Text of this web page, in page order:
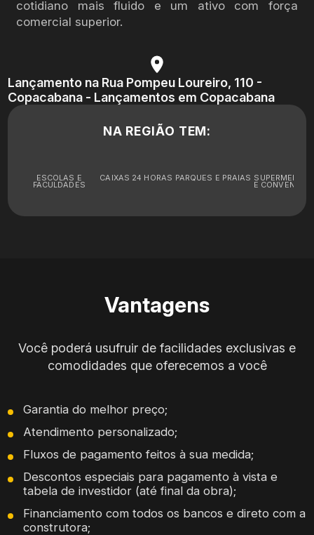
cotidiano mais fluido e um ativo com força
comercial superior.
Lançamento na Rua Pompeu Loureiro, 110 -
Copacabana - Lançamentos em Copacabana
NA REGIÃO TEM:
ESCOLAS E
FACULDADES
CAIXAS 24 HORAS PARQUES E PRAIAS
E
Vantagens
Você poderá usufruir de facilidades exclusivas e
comodidades que oferecemos a você
Garantia do melhor preço;
Atendimento personalizado;
Fluxos de pagamento feitos à sua medida;
Descontos especiais para pagamento à vista e
tabela de investidor (até final da obra);
Financiamento com todos os bancos e direto com a
construtora;